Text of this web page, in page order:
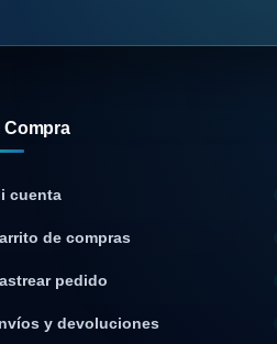
Compra
cuenta
de compras
pedido
y devoluciones